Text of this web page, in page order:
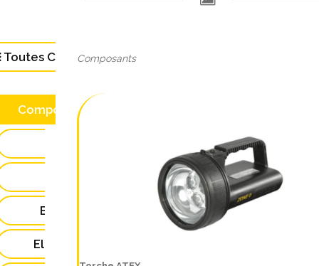
Toutes Catégories (104)
Composants (28)
Electroniques(0)
Electrostatiques(1)
Composants